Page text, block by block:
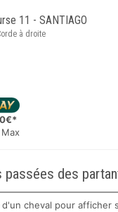
11 - SANTIAGO
à droite
passées des
cheval pour